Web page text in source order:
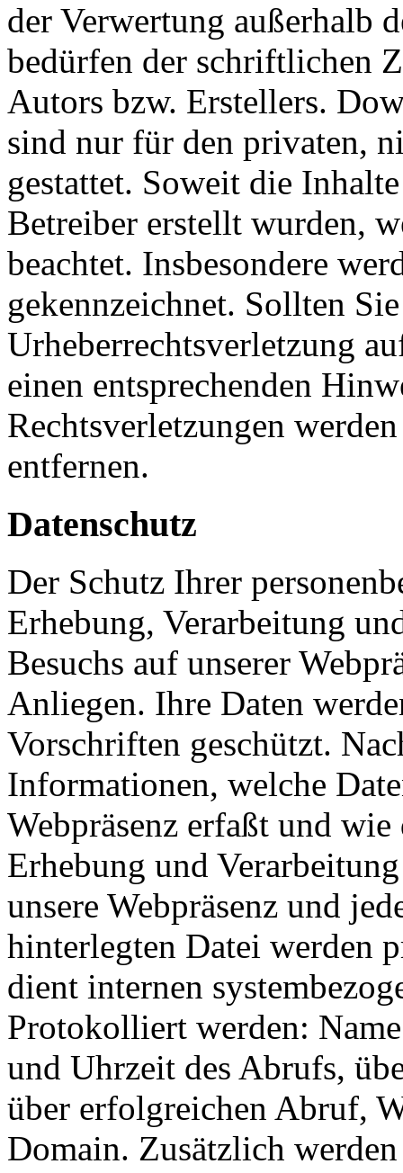
der Verwertung außerhalb
bedürfen der schriftlichen
Autors bzw. Erstellers.
sind nur für den privaten,
gestattet. Soweit die
Betreiber erstellt wurden,
beachtet. Insbesondere
gekennzeichnet. Sollten
Urheberrechtsverletzung
einen entsprechenden
Rechtsverletzungen
entfernen.
Datenschutz
Der Schutz Ihrer
Erhebung, Verarbeitung
Besuchs auf unserer
Anliegen. Ihre Daten
Vorschriften geschützt.
Informationen, welche
Webpräsenz erfaßt und
Erhebung und
unsere Webpräsenz und
hinterlegten Datei werden
dient internen
Protokolliert werden:
und Uhrzeit des Abrufs,
über erfolgreichen Abruf,
Domain. Zusätzlich